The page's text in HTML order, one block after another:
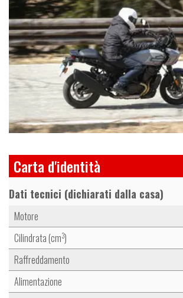
a
g
e
Carta d'identità
Dati tecnici (dichiarati dalla casa)
Motore
Cilindrata (cm3)
Raffreddamento
Alimentazione